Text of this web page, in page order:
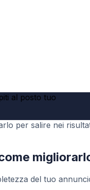
al posto tuo
per salire nei
del tuo